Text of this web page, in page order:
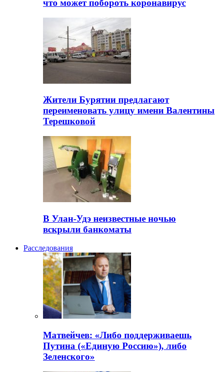
что может побороть коронавирус
Жители Бурятии предлагают
переименовать улицу имени Валентины
Терешковой
В Улан-Удэ неизвестные ночью
вскрыли банкоматы
Расследования
Матвейчев: «Либо поддерживаешь
Путина («Единую Россию»), либо
Зеленского»